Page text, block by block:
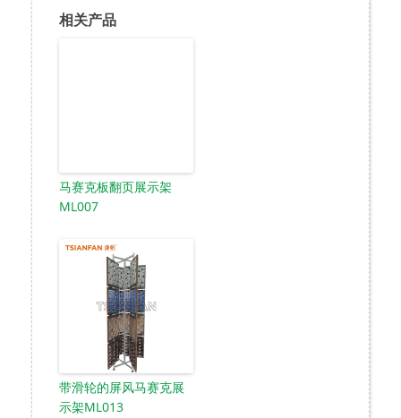
相关产品
马赛克板翻页展示架
ML007
带滑轮的屏风马赛克展
示架ML013